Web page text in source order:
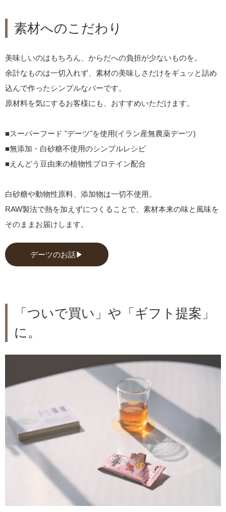
素材へのこだわり
美味しいのはもちろん、からだへの負担が少ないものを。
余計なものは一切入れず、素材の美味しさだけをギュッと詰め
込んで作ったシンプルなバーです。
原材料を気にするお客様にも、おすすめいただけます。
■スーパーフード "デーツ"を使用(イラン産無農薬デーツ)
■無添加・白砂糖不使用のシンプルレシピ
■えんどう豆由来の植物性プロテイン配合
白砂糖や動物性原料、添加物は一切不使用。
RAW製法で熱を加えずにつくることで、素材本来の味と風味を
そのままお届けします。
デーツのお話▶
「ついで買い」や「ギフト提案」
に。